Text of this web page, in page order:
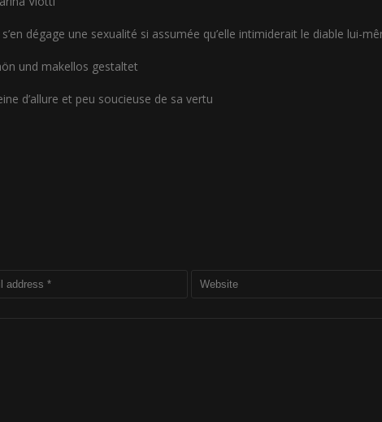
dégage une sexualité si assumée qu’elle intimiderait le diable lui-
und makellos gestaltet
d’allure et peu soucieuse de sa vertu